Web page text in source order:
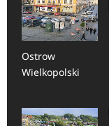
Ostrow
Wielkopolski